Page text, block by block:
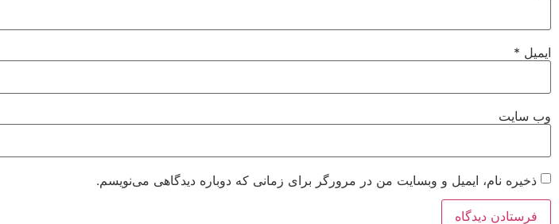
ایمیل *
وب‌ سایت
ذخیره نام، ایمیل و وبسایت من در مرورگر برای زمانی که دوباره دیدگاهی می‌نویسم.